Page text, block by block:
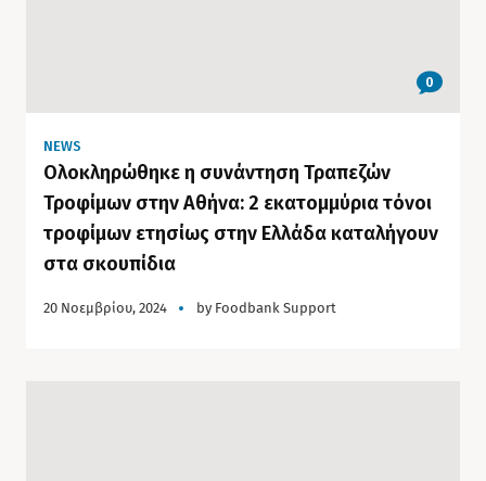
0
NEWS
Ολοκληρώθηκε η συνάντηση Τραπεζών
Τροφίμων στην Αθήνα: 2 εκατομμύρια τόνοι
τροφίμων ετησίως στην Ελλάδα καταλήγουν
στα σκουπίδια
20 Νοεμβρίου, 2024 by Foodbank Support